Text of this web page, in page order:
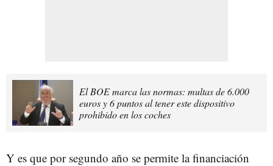
El BOE marca las normas: multas de 6.000
euros y 6 puntos al tener este dispositivo
prohibido en los coches
Y es que por segundo año se permite la financiación